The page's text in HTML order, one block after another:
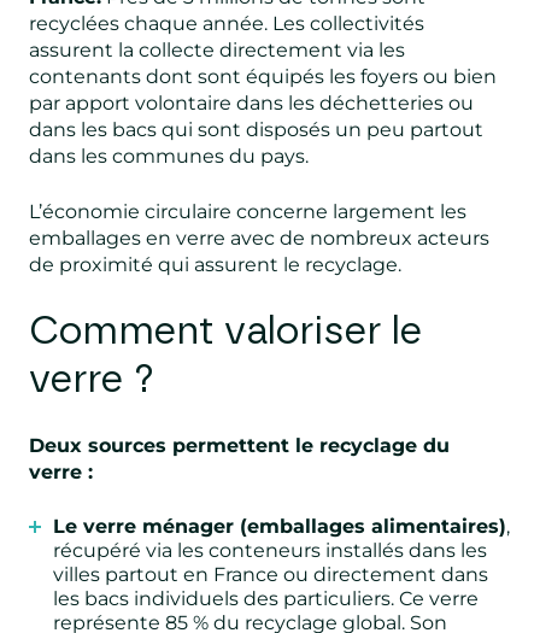
recyclées chaque année. Les collectivités
assurent la collecte directement via les
contenants dont sont équipés les foyers ou bien
par apport volontaire dans les déchetteries ou
dans les bacs qui sont disposés un peu partout
dans les communes du pays.
L’économie circulaire concerne largement les
emballages en verre avec de nombreux acteurs
de proximité qui assurent le recyclage.
Comment valoriser le
verre ?
Deux sources permettent le recyclage du
verre :
Le verre ménager (emballages alimentaires),
récupéré via les conteneurs installés dans les
villes partout en France ou directement dans
les bacs individuels des particuliers. Ce verre
représente 85 % du recyclage global. Son